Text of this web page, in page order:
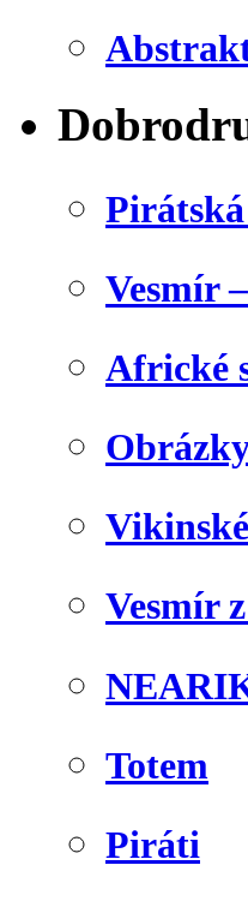
Vesmír
Africké
Vesmír
Totem
Piráti